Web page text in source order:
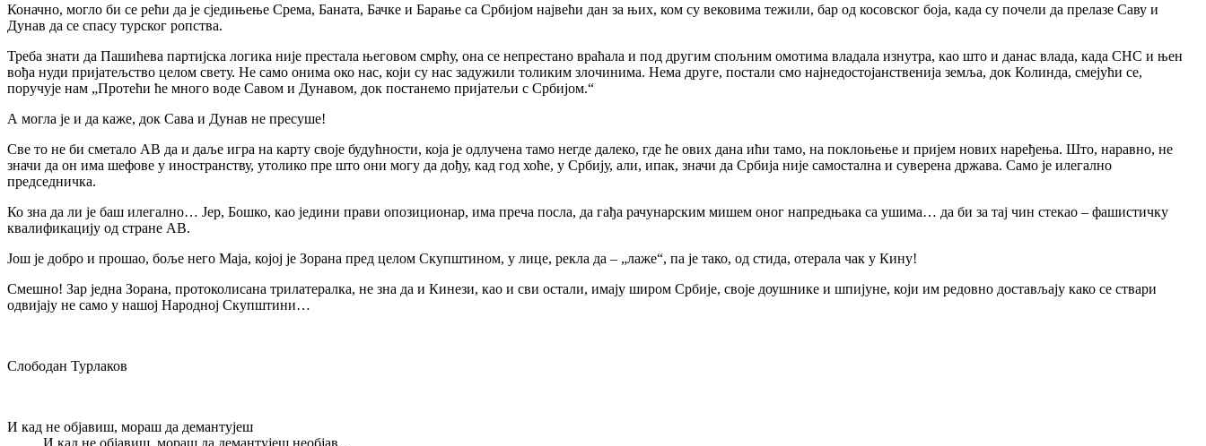
Коначно, могло би се рећи да је сједињење Срема, Баната, Бачке и Барање са Србијом највећи дан за њих, ком су вековима тежили, бар од косовског боја, када су почели да прелазе Саву и
Дунав да се спасу турског ропства.
Треба знати да Пашићева партијска логика није престала његовом смрћу, она се непрестано враћала и под другим спољним омотима владала изнутра, као што и данас влада, када СНС и њен
вођа нуди пријатељство целом свету. Не само онима око нас, који су нас задужили толиким злочинима. Нема друге, постали смо најнедостојанственија земља, док Колинда, смејући се,
поручује нам „Протећи ће много воде Савом и Дунавом, док постанемо пријатељи с Србијом.“
А могла је и да каже, док Сава и Дунав не пресуше!
Све то не би сметало АВ да и даље игра на карту своје будућности, која је одлучена тамо негде далеко, где ће ових дана ићи тамо, на поклоњење и пријем нових наређења. Што, наравно, не
значи да он има шефове у иностранству, утолико пре што они могу да дођу, кад год хоће, у Србију, али, ипак, значи да Србија није самостална и суверена држава. Само је илегално
председничка.
Ко зна да ли је баш илегално… Јер, Бошко, као једини прави опозиционар, има преча посла, да гађа рачунарским мишем оног напредњака са ушима… да би за тај чин стекао – фашистичку
квалификацију од стране АВ.
Још је добро и прошао, боље него Маја, којој је Зорана пред целом Скупштином, у лице, рекла да – „лаже“, па је тако, од стида, отерала чак у Кину!
Смешно! Зар једна Зорана, протоколисана трилатералка, не зна да и Кинези, као и сви остали, имају широм Србије, своје доушнике и шпијуне, који им редовно достављају како се ствари
одвијају не само у нашој Народној Скупштини…
Слободан Турлаков
И кад не објавиш, мораш да демантујеш
И кад не објавиш, мораш да демантујеш необјав…